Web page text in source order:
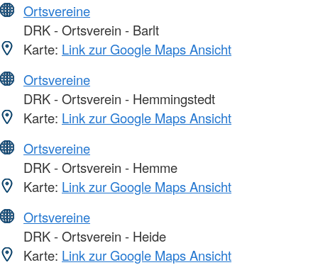
Ortsvereine
DRK - Ortsverein - Barlt
Karte: Link zur Google Maps Ansicht
Ortsvereine
DRK - Ortsverein - Hemmingstedt
Karte: Link zur Google Maps Ansicht
Ortsvereine
DRK - Ortsverein - Hemme
Karte: Link zur Google Maps Ansicht
Ortsvereine
DRK - Ortsverein - Heide
Karte: Link zur Google Maps Ansicht